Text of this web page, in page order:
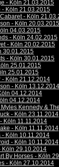
- Köln 21.03.2015
- Köln 21.03.2015
- Köln
- Köln 20.03.2015
04.03.2015
- Köln 24.02.2015
- Köln 20.02.2015
30.01.2015
- Köln 30.01.2015
25.01.2015
25.01.2015
- Köln 21.12.2014
- Köln 13.12.2014
04.12.2014
04.12.2014
Myles Kennedy &
- Köln 23.11.2014
Köln 11.11.2014
- Köln 11.11.2014
- Köln 10.11.2014
- Köln 10.11.2014
Köln 29.10.2014
By Horses - Köln
- Köln 27.10.2014